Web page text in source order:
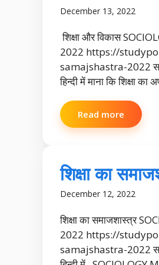
December 13, 2022
शिक्षा और विकास
2022 https://
samajshastra-2022
हिन्दी में माना कि शिक्षा का
Read more
शिक्षा का
December 12, 2022
शिक्षा का समाजशास्त्र
2022 https://
samajshastra-2022